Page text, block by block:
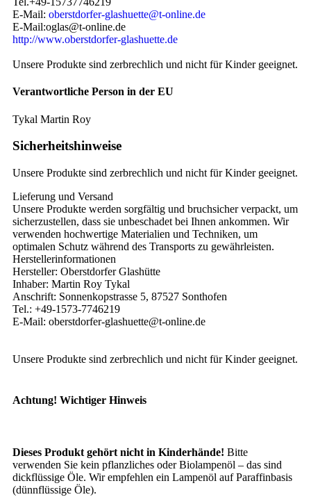
E-Mail: oberstdorfer-glashuette@t-online.de
E-Mail:oglas@t-online.de
http://www.oberstdorfer-glashuette.de
Unsere Produkte sind zerbrechlich und nicht für Kinder geeignet.
Verantwortliche Person in der EU
Tykal Martin Roy
Sicherheitshinweise
Unsere Produkte sind zerbrechlich und nicht für Kinder geeignet.
Lieferung und Versand
Unsere Produkte werden sorgfältig und bruchsicher verpackt, um
sicherzustellen, dass sie unbeschadet bei Ihnen ankommen. Wir
verwenden hochwertige Materialien und Techniken, um
optimalen Schutz während des Transports zu gewährleisten.
Herstellerinformationen
Hersteller: Oberstdorfer Glashütte
Inhaber: Martin Roy Tykal
Anschrift: Sonnenkopstrasse 5, 87527 Sonthofen
Tel.: +49-1573-7746219
E-Mail: oberstdorfer-glashuette@t-online.de
Unsere Produkte sind zerbrechlich und nicht für Kinder geeignet.
Achtung! Wichtiger Hinweis
Dieses Produkt gehört nicht in Kinderhände! Bitte
verwenden Sie kein pflanzliches oder Biolampenöl – das sind
dickflüssige Öle. Wir empfehlen ein Lampenöl auf Paraffinbasis
(dünnflüssige Öle).